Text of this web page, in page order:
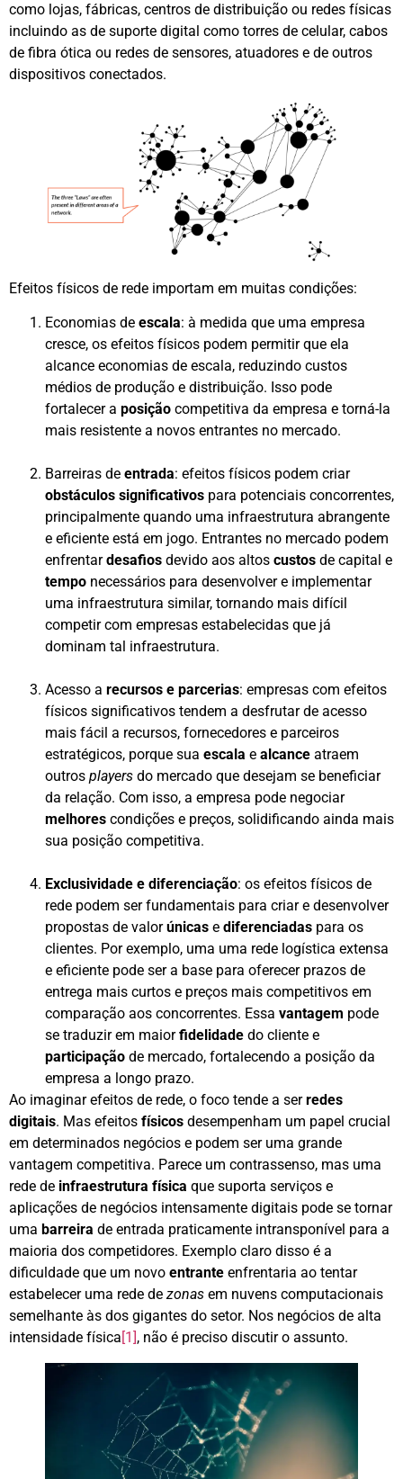
como lojas, fábricas, centros de distribuição ou redes físicas
incluindo as de suporte digital como torres de celular, cabos
de fibra ótica ou redes de sensores, atuadores e de outros
dispositivos conectados.
Efeitos físicos de rede importam em muitas condições:
Economias de escala: à medida que uma empresa
cresce, os efeitos físicos podem permitir que ela
alcance economias de escala, reduzindo custos
médios de produção e distribuição. Isso pode
fortalecer a posição competitiva da empresa e torná-la
mais resistente a novos entrantes no mercado.
Barreiras de entrada: efeitos físicos podem criar
obstáculos significativos para potenciais concorrentes,
principalmente quando uma infraestrutura abrangente
e eficiente está em jogo. Entrantes no mercado podem
enfrentardesafios devido aos altos custos de capital e
tempo necessários para desenvolver e implementar
uma infraestrutura similar, tornando mais difícil
competir com empresas estabelecidas que já
dominam tal infraestrutura.
Acesso a recursos e parcerias: empresas com efeitos
físicos significativos tendem a desfrutar de acesso
mais fácil a recursos, fornecedores e parceiros
estratégicos, porque sua escala e alcance atraem
outros players do mercado que desejam se beneficiar
da relação. Com isso, a empresa pode negociar
melhores condições e preços, solidificando ainda mais
sua posição competitiva.
Exclusividade e diferenciação: os efeitos físicos de
rede podem ser fundamentais para criar e desenvolver
propostas de valorúnicas e diferenciadas para os
clientes. Por exemplo, uma uma rede logística extensa
e eficiente pode ser a base para oferecer prazos de
entrega mais curtos e preços mais competitivos em
comparação aos concorrentes. Essa vantagem pode
se traduzir em maiorfidelidade do cliente e
participação de mercado, fortalecendo a posição da
empresa a longo prazo.
Ao imaginar efeitos de rede, o foco tende a serredes
digitais. Mas efeitos físicos desempenham um papel crucial
em determinados negócios e podem ser uma grande
vantagem competitiva. Parece um contrassenso, mas uma
rede de infraestrutura física que suporta serviços e
aplicações de negócios intensamente digitais pode se tornar
uma barreira de entrada praticamente intransponível para a
maioria dos competidores. Exemplo claro disso é a
dificuldade que um novo entrante enfrentaria ao tentar
estabelecer uma rede de zonas em nuvens computacionais
semelhante às dos gigantes do setor. Nos negócios de alta
intensidade física[1], não é preciso discutir o assunto.